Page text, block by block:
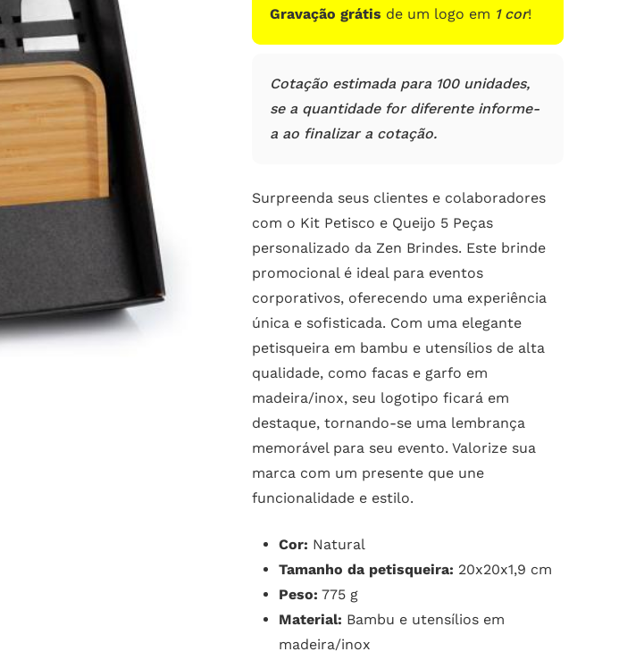
Gravação grátis de um logo em 1 cor!
Cotação estimada para 100 unidades,
se a quantidade for diferente informe-
a ao finalizar a cotação.
Surpreenda seus clientes e colaboradores
com o Kit Petisco e Queijo 5 Peças
personalizado da Zen Brindes. Este brinde
promocional é ideal para eventos
corporativos, oferecendo uma experiência
única e sofisticada. Com uma elegante
petisqueira em bambu e utensílios de alta
qualidade, como facas e garfo em
madeira/inox, seu logotipo ficará em
destaque, tornando-se uma lembrança
memorável para seu evento. Valorize sua
marca com um presente que une
funcionalidade e estilo.
Cor: Natural
Tamanho da petisqueira: 20x20x1,9 cm
Peso: 775 g
Material: Bambu e utensílios em
madeira/inox